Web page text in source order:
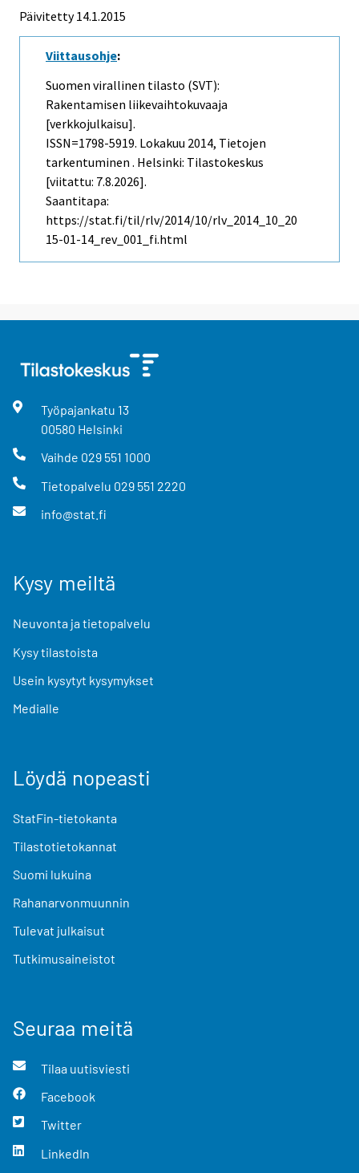
Päivitetty 14.1.2015
Viittausohje:
Suomen virallinen tilasto (SVT):
Rakentamisen liikevaihtokuvaaja
[verkkojulkaisu].
ISSN=1798-5919. Lokakuu 2014, Tietojen
tarkentuminen . Helsinki: Tilastokeskus
[viitattu: 7.8.2026].
Saantitapa:
https://stat.fi/til/rlv/2014/10/rlv_2014_10_20
15-01-14_rev_001_fi.html
Työpajankatu 13
00580 Helsinki
Vaihde 029 551 1000
Tietopalvelu 029 551 2220
info@stat.fi
Kysy meiltä
Neuvonta ja tietopalvelu
Kysy tilastoista
Usein kysytyt kysymykset
Medialle
Löydä nopeasti
StatFin-tietokanta
Tilastotietokannat
Suomi lukuina
Rahanarvonmuunnin
Tulevat julkaisut
Tutkimusaineistot
Seuraa meitä
Tilaa uutisviesti
Facebook
Twitter
LinkedIn